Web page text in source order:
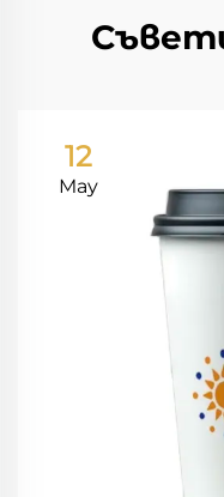
12
May